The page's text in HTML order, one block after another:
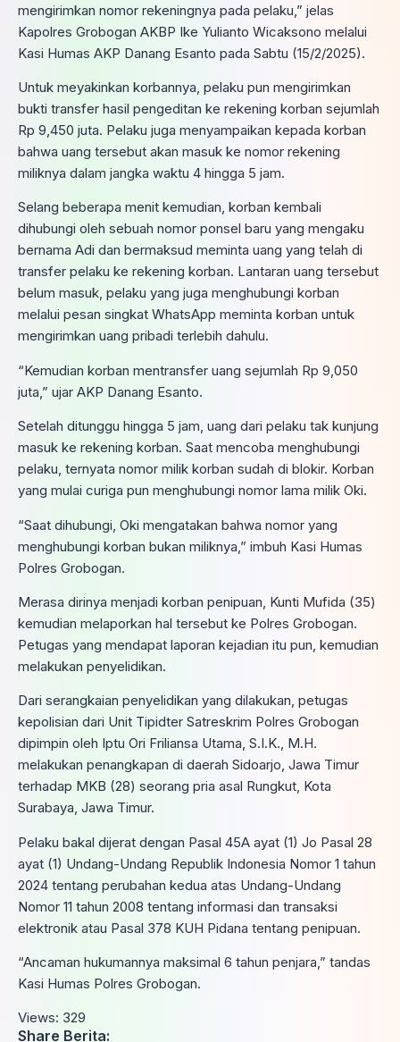
mengirimkan nomor rekeningnya pada pelaku,” jelas
Kapolres Grobogan AKBP Ike Yulianto Wicaksono melalui
Kasi Humas AKP Danang Esanto pada Sabtu (15/2/2025).
Untuk meyakinkan korbannya, pelaku pun mengirimkan
bukti transfer hasil pengeditan ke rekening korban sejumlah
Rp 9,450 juta. Pelaku juga menyampaikan kepada korban
bahwa uang tersebut akan masuk ke nomor rekening
miliknya dalam jangka waktu 4 hingga 5 jam.
Selang beberapa menit kemudian, korban kembali
dihubungi oleh sebuah nomor ponsel baru yang mengaku
bernama Adi dan bermaksud meminta uang yang telah di
transfer pelaku ke rekening korban. Lantaran uang tersebut
belum masuk, pelaku yang juga menghubungi korban
melalui pesan singkat WhatsApp meminta korban untuk
mengirimkan uang pribadi terlebih dahulu.
“Kemudian korban mentransfer uang sejumlah Rp 9,050
juta,” ujar AKP Danang Esanto.
Setelah ditunggu hingga 5 jam, uang dari pelaku tak kunjung
masuk ke rekening korban. Saat mencoba menghubungi
pelaku, ternyata nomor milik korban sudah di blokir. Korban
yang mulai curiga pun menghubungi nomor lama milik Oki.
“Saat dihubungi, Oki mengatakan bahwa nomor yang
menghubungi korban bukan miliknya,” imbuh Kasi Humas
Polres Grobogan.
Merasa dirinya menjadi korban penipuan, Kunti Mufida (35)
kemudian melaporkan hal tersebut ke Polres Grobogan.
Petugas yang mendapat laporan kejadian itu pun, kemudian
melakukan penyelidikan.
Dari serangkaian penyelidikan yang dilakukan, petugas
kepolisian dari Unit Tipidter Satreskrim Polres Grobogan
dipimpin oleh Iptu Ori Friliansa Utama, S.I.K., M.H.
melakukan penangkapan di daerah Sidoarjo, Jawa Timur
terhadap MKB (28) seorang pria asal Rungkut, Kota
Surabaya, Jawa Timur.
Pelaku bakal dijerat dengan Pasal 45A ayat (1) Jo Pasal 28
ayat (1) Undang-Undang Republik Indonesia Nomor 1 tahun
2024 tentang perubahan kedua atas Undang-Undang
Nomor 11 tahun 2008 tentang informasi dan transaksi
elektronik atau Pasal 378 KUH Pidana tentang penipuan.
“Ancaman hukumannya maksimal 6 tahun penjara,” tandas
Kasi Humas Polres Grobogan.
Views: 329
Share Berita: